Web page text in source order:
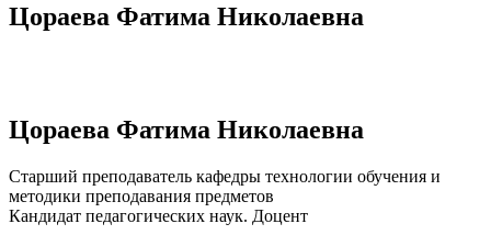
Цораева Фатима Николаевна
Цораева Фатима Николаевна
Старший преподаватель кафедры технологии обучения и
методики преподавания предметов
Кандидат педагогических наук. Доцент